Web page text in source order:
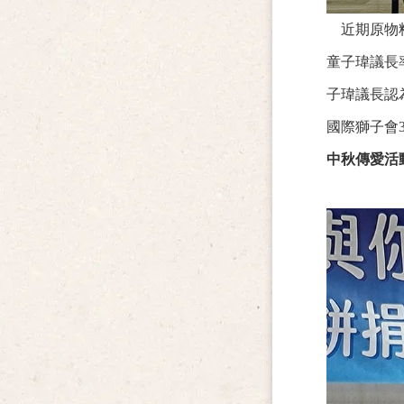
近期原物
童子瑋議長
子瑋議長認
國際獅子會
中秋傳愛活